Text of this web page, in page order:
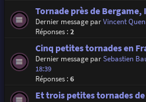
Tornade près de Bergame,
Dernier message parVincent
Réponses :2
Cinq petites tornades en
Dernier message parSebastien
18:39
Réponses :6
Et trois petites tornades